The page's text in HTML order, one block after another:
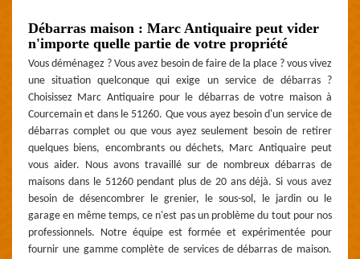
Débarras maison : Marc Antiquaire peut vider
n'importe quelle partie de votre propriété
Vous déménagez ? Vous avez besoin de faire de la place ? vous vivez
une situation quelconque qui exige un service de débarras ?
Choisissez Marc Antiquaire pour le débarras de votre maison à
Courcemain et dans le 51260. Que vous ayez besoin d'un service de
débarras complet ou que vous ayez seulement besoin de retirer
quelques biens, encombrants ou déchets, Marc Antiquaire peut
vous aider. Nous avons travaillé sur de nombreux débarras de
maisons dans le 51260 pendant plus de 20 ans déjà. Si vous avez
besoin de désencombrer le grenier, le sous-sol, le jardin ou le
garage en même temps, ce n'est pas un problème du tout pour nos
professionnels. Notre équipe est formée et expérimentée pour
fournir une gamme complète de services de débarras de maison.